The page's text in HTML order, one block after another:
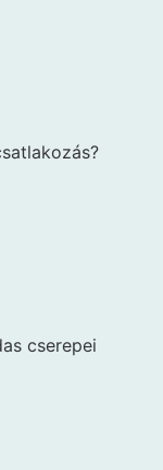
cserepei